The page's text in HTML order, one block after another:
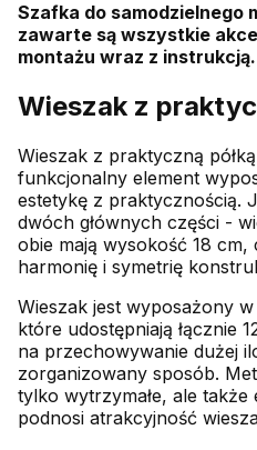
Szafka do samodzielnego
zawarte są wszystkie
montażu wraz z instrukcją.
Wieszak z
Wieszak z praktyczną
funkcjonalny element
estetykę z praktycznością.
dwóch głównych części -
obie mają wysokość 18 cm,
harmonię i symetrię
Wieszak jest wyposażony
które udostępniają łącznie
na przechowywanie dużej
zorganizowany sposób.
tylko wytrzymałe, ale
podnosi atrakcyjność